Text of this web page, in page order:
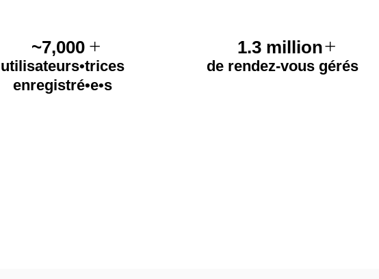
~7,000
utilisateurs•trices
enregistré•e•s
+ 1.3 million
de rendez-vous gérés
+